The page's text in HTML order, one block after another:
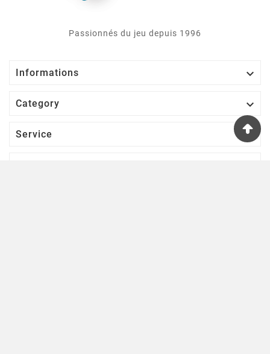
Passionnés du jeu depuis 1996
Informations 
Category 
Service 